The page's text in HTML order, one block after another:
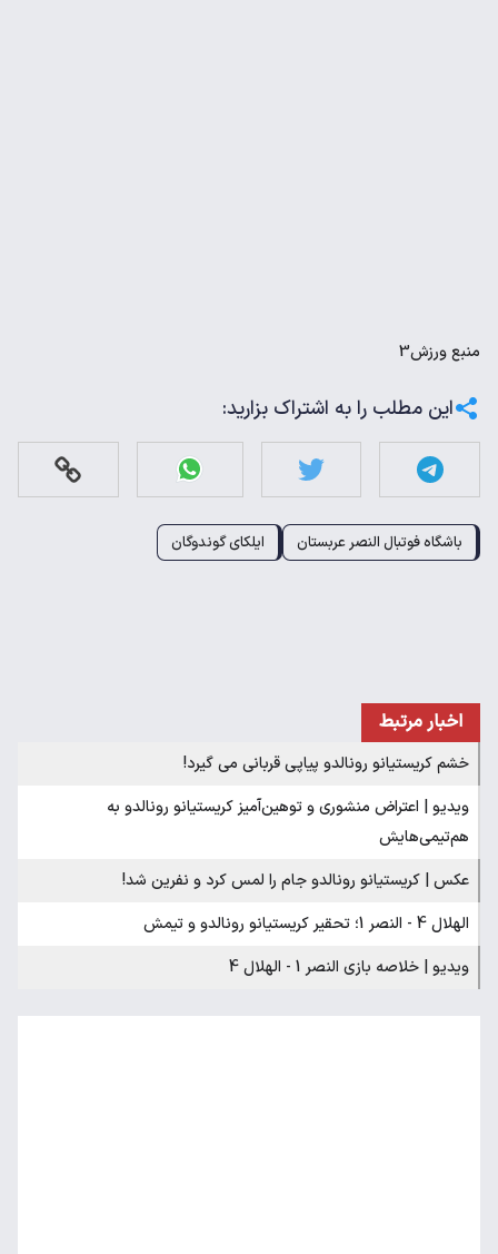
منبعورزش3
این مطلب را به اشتراک بزارید:
باشگاه فوتبال النصر عربستان ایلکای گوندوگان
اخبار مرتبط
خشم کریستیانو رونالدو پیاپی قربانی می گیرد!
ویدیو | اعتراض منشوری و توهین‌آمیز کریستیانو رونالدو به
هم‌تیمی‌هایش
عکس | کریستیانو رونالدو جام را لمس کرد و نفرین شد!
الهلال 4 - النصر 1؛ تحقیر کریستیانو رونالدو و تیمش
ویدیو | خلاصه بازی النصر 1 - الهلال 4